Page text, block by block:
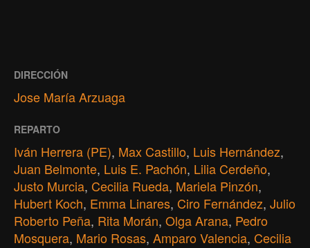
DIRECCIÓN
Jose María Arzuaga
REPARTO
Iván Herrera (PE), Max Castillo, Luis Hernández,
Juan Belmonte, Luis E. Pachón, Lilia Cerdeño,
Justo Murcia, Cecilia Rueda, Mariela Pinzón,
Hubert Koch, Emma Linares, Ciro Fernández, Julio
Roberto Peña, Rita Morán, Olga Arana, Pedro
Mosquera, Mario Rosas, Amparo Valencia, Cecilia